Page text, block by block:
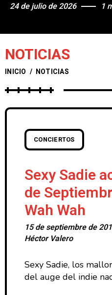
24 de julio de 2026 1
NOTICIAS
INICIO / NOTICIAS
CONCIERTOS
Sexy Sadie
de
Wah Wah
15 de septiembre de
Héctor Valero
Sexy Sadie, los
del auge del indie